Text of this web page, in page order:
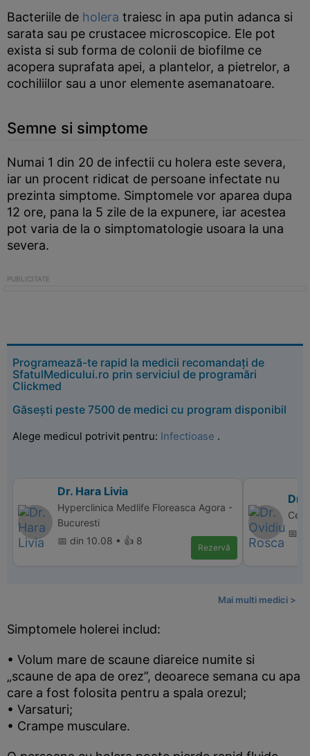
Bacteriile de holera traiesc in apa putin adanca si
sarata sau pe crustacee microscopice. Ele pot
exista si sub forma de colonii de biofilme ce
acopera suprafata apei, a plantelor, a pietrelor, a
cochiliilor sau a unor elemente asemanatoare.
Semne si simptome
Numai 1 din 20 de infectii cu holera este severa,
iar un procent ridicat de persoane infectate nu
prezinta simptome. Simptomele vor aparea dupa
12 ore, pana la 5 zile de la expunere, iar acestea
pot varia de la o simptomatologie usoara la una
severa.
Programează-te rapid la medicii recomandați de
SfatulMedicului.ro prin serviciul de programări
Clickmed
Găsești peste 7500 de medici cu program disponibil
Alege medicul potrivit pentru: Infectioase .
Dr. Hara Livia
Hyperclinica Medlife Floreasca Agora -
Bucuresti
📅 din 10.08 • 👍 8
Rezervă
Dr.
📅
Mai multi medici >
Simptomele holerei includ:
• Volum mare de scaune diareice numite si
„scaune de apa de orez”, deoarece semana cu apa
care a fost folosita pentru a spala orezul;
• Varsaturi;
• Crampe musculare.